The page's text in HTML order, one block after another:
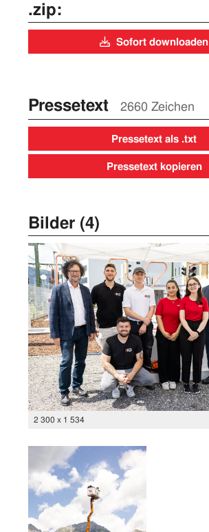
.zip:
Sofort downloaden
Pressetext 2660 Zeichen
Pressetext als .txt
Pressetext kopieren
Bilder (4)
2 300 x 1 534